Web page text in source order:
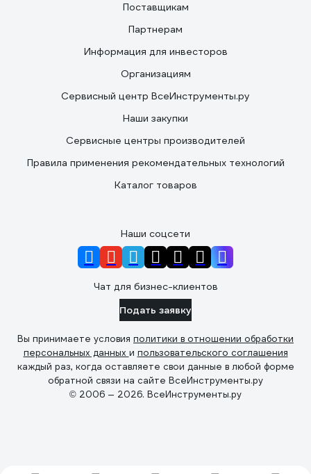
Поставщикам
Партнерам
Информация для инвесторов
Организациям
Сервисный центр ВсеИнструменты.ру
Наши закупки
Сервисные центры производителей
Правила применения рекомендательных технологий
Каталог товаров
Наши соцсети
Чат для бизнес-клиентов
Подать заявку
Вы принимаете условия политики в отношении обработки
персональных данных и пользовательского соглашения
каждый раз, когда оставляете свои данные в любой форме
обратной связи на сайте ВсеИнструменты.ру
© 2006 — 2026. ВсеИнструменты.ру